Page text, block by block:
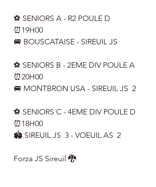
⚽️ SENIORS A - R2 POULE D
⏰19H00
🚐 BOUSCATAISE - SIREUIL JS
⚽️ SENIORS B - 2EME DIV POULE A
⏰20H00
🚐 MONTBRON USA - SIREUIL JS  2
⚽️ SENIORS C - 4EME DIV POULE D
⏰18H00
🏟 SIREUIL JS  3 - VOEUIL AS  2
Forza JS Sireuil 🐉